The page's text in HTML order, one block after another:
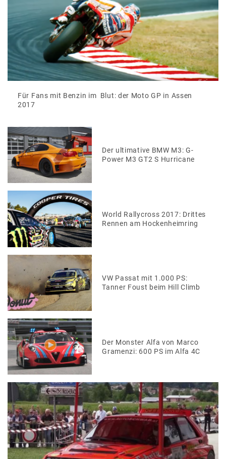
Für Fans mit Benzin im Blut: der Moto GP in Assen
2017
Der ultimative BMW M3: G-
Power M3 GT2 S Hurricane
World Rallycross 2017: Drittes
Rennen am Hockenheimring
VW Passat mit 1.000 PS:
Tanner Foust beim Hill Climb
Der Monster Alfa von Marco
Gramenzi: 600 PS im Alfa 4C